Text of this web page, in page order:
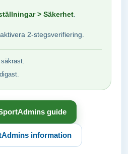
> Säkerhet
2-stegsverifiering.
guide
information